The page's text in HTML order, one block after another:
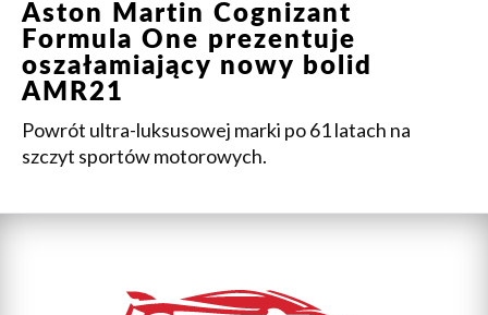
Aston Martin Cognizant
Formula One prezentuje
oszałamiający nowy bolid
AMR21
Powrót ultra-luksusowej marki po 61 latach na
szczyt sportów motorowych.